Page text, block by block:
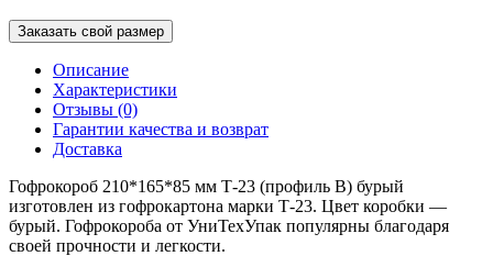
Заказать свой размер
Описание
Характеристики
Отзывы (0)
Гарантии качества и возврат
Доставка
Гофрокороб 210*165*85 мм Т-23 (профиль B) бурый
изготовлен из гофрокартона марки Т-23. Цвет коробки —
бурый. Гофрокороба от УниТехУпак популярны благодаря
своей прочности и легкости.